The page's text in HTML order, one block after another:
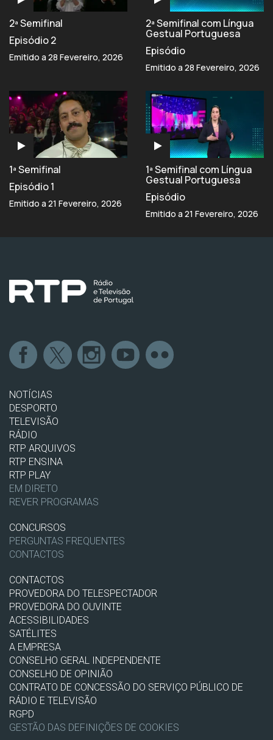
2ª Semifinal
Episódio 2
Emitido a 28 Fevereiro, 2026
2ª Semifinal com Língua
Gestual Portuguesa
Episódio
Emitido a 28 Fevereiro, 2026
1ª Semifinal
Episódio 1
Emitido a 21 Fevereiro, 2026
1ª Semifinal com Língua
Gestual Portuguesa
Episódio
Emitido a 21 Fevereiro, 2026
NOTÍCIAS
DESPORTO
TELEVISÃO
RÁDIO
RTP ARQUIVOS
RTP ENSINA
RTP PLAY
EM DIRETO
REVER PROGRAMAS
CONCURSOS
PERGUNTAS FREQUENTES
CONTACTOS
CONTACTOS
PROVEDORA DO TELESPECTADOR
PROVEDORA DO OUVINTE
ACESSIBILIDADES
SATÉLITES
A EMPRESA
CONSELHO GERAL INDEPENDENTE
CONSELHO DE OPINIÃO
CONTRATO DE CONCESSÃO DO SERVIÇO PÚBLICO DE
RÁDIO E TELEVISÃO
RGPD
GESTÃO DAS DEFINIÇÕES DE COOKIES